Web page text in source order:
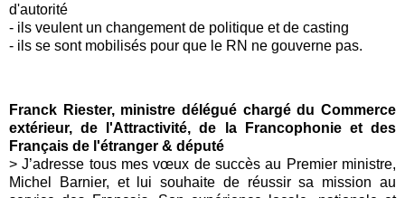
d'autorité
- ils veulent un changement de politique et de casting
- ils se sont mobilisés pour que le RN ne gouverne pas.
Franck Riester, ministre délégué chargé du Commerce
extérieur, de l'Attractivité, de la Francophonie et des
Français de l'étranger & député
> J’adresse tous mes vœux de succès au Premier ministre,
Michel Barnier, et lui souhaite de réussir sa mission au